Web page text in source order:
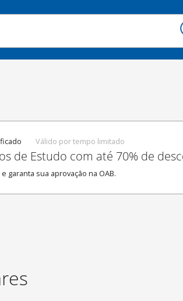
Válido por tempo limitado
de Estudo com até 70% de
garanta sua aprovação na OAB.